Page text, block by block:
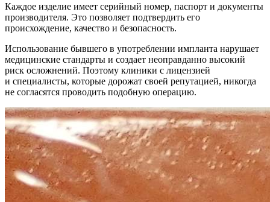
Каждое изделие имеет серийный номер, паспорт и документы
производителя. Это позволяет подтвердить его
происхождение, качество и безопасность.
Использование бывшего в употреблении импланта нарушает
медицинские стандарты и создает неоправданно высокий
риск осложнений. Поэтому клиники с лицензией
и специалисты, которые дорожат своей репутацией, никогда
не согласятся проводить подобную операцию.